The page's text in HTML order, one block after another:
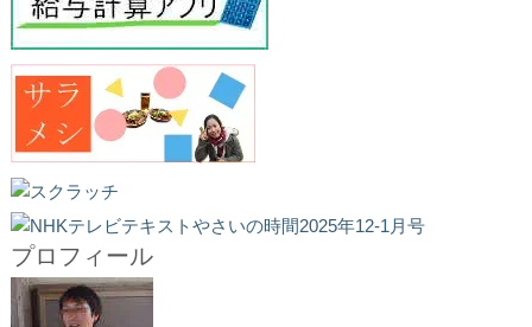
プロフィール